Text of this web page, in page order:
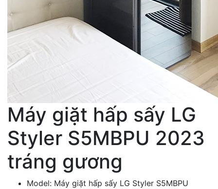
Máy giặt hấp sấy LG
Styler S5MBPU 2023
tráng gương
Model: Máy giặt hấp sấy LG Styler S5MBPU